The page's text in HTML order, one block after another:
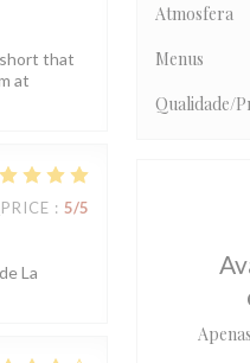
that
at
: 5/5
La
Atmosfera
Menus
Qualidade/